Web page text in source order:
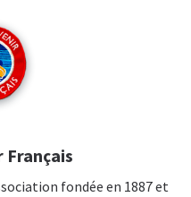
Français
fondée en 1887 et